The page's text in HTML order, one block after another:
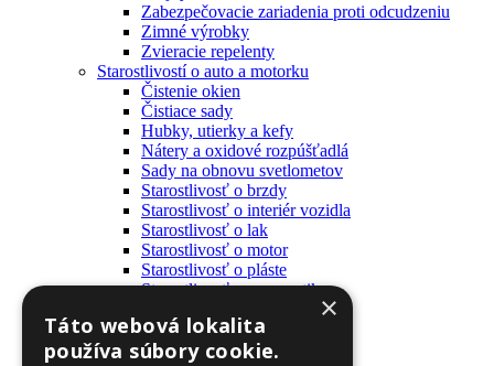
Zabezpečovacie zariadenia proti odcudzeniu
Zimné výrobky
Zvieracie repelenty
Starostlivostí o auto a motorku
Čistenie okien
Čistiace sady
Hubky, utierky a kefy
Nátery a oxidové rozpúšťadlá
Sady na obnovu svetlometov
Starostlivosť o brzdy
Starostlivosť o interiér vozidla
Starostlivosť o lak
Starostlivosť o motor
Starostlivosť o pláste
Starostlivosť o pneumatiky
Batohy a tašky
Kľúčenky
×
Táto webová lokalita
používa súbory cookie.